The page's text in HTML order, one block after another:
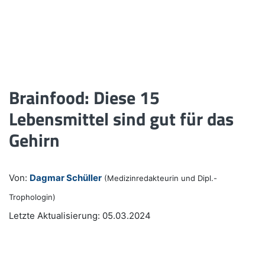
Brainfood: Diese 15
Lebensmittel sind gut für das
Gehirn
Von: Dagmar Schüller (Medizinredakteurin und Dipl.-
Trophologin)
Letzte Aktualisierung: 05.03.2024